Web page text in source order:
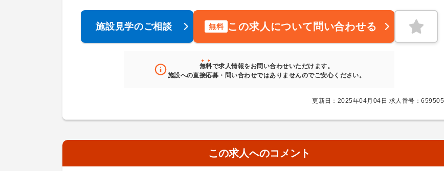
施設見学のご相談 無料 この求人について問い合わせる
無料で求人情報をお問い合わせいただけます。
施設への直接応募・問い合わせではありませんのでご安心ください。
更新日：2025年04月04日 求人番号：659505
この求人へのコメント